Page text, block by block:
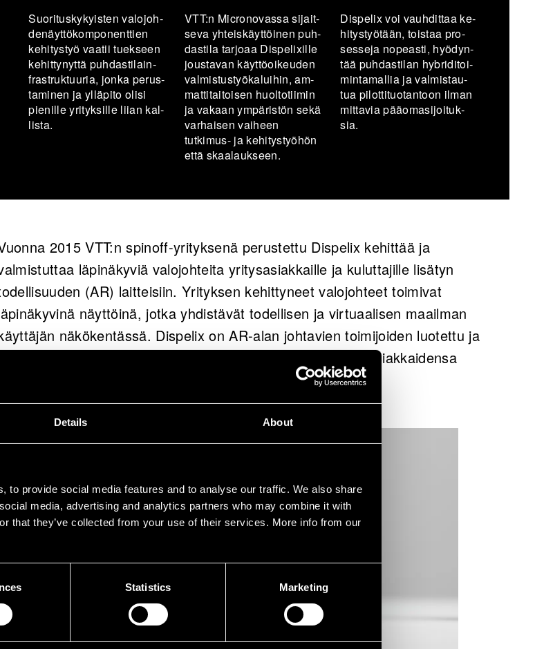
Details About
to provide social media features and to analyse our traffic. We also share
media, advertising and analytics partners who may combine it with
that they’ve collected from your use of their services. More info from our
Statistics Marketing
Suo­ri­tus­ky­kyis­ten va­lo­joh­
de­näyt­tö­kom­po­nent­tien
ke­hi­tys­työ vaa­tii tuek­seen
ke­hit­ty­nyt­tä puh­das­ti­lain­
fra­struk­tuu­ria, jonka pe­rus­
ta­mi­nen ja yl­lä­pi­to olisi
pie­nil­le yri­tyk­sil­le liian kal­
lis­ta.
VTT:n Mic­ro­no­vas­sa si­jait­
se­va yh­teis­käyt­töi­nen puh­
das­ti­la tar­jo­aa Dispelixille
jous­ta­van käyt­tö­oi­keu­den
val­mis­tus­työ­ka­lui­hin, am­
mat­ti­tai­toi­sen huol­to­tii­min
ja va­kaan ym­pä­ris­tön sekä
var­hai­sen vai­heen
tutkimus-​ ja ke­hi­tys­työ­hön
että skaa­lauk­seen.
Dispelix voi vauh­dit­taa ke­
hi­tys­työ­tään, tois­taa pro­
ses­se­ja no­peas­ti, hyö­dyn­
tää puh­das­ti­lan hy­bri­di­toi­
min­ta­mal­lia ja val­mis­tau­
tua pi­lot­ti­tuo­tan­toon ilman
mit­ta­via pää­oma­si­joi­tuk­
sia.
2015 VTT:n spinoff-yrityksenä perustettu Dispelix kehittää ja
läpinäkyviä valojohteita yritysasiakkaille ja kuluttajille lisätyn
(AR) laitteisiin. Yrityksen kehittyneet valojohteet toimivat
näyttöinä, jotka yhdistävät todellisen ja virtuaalisen maailman
näkökentässä. Dispelix on AR-alan johtavien toimijoiden luotettu ja
visionäärinen kumppani, joka mahdollistaa teknologiallaan asiakkaidensa
edistyksellisten AR-tuotevisioiden toteuttamisen.